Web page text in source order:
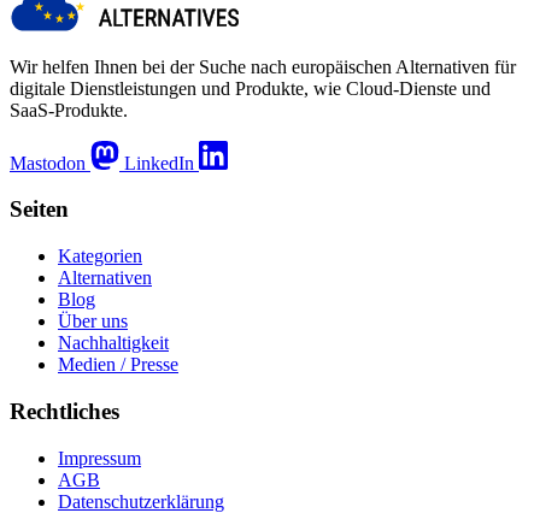
Wir helfen Ihnen bei der Suche nach europäischen Alternativen für
digitale Dienstleistungen und Produkte, wie Cloud-Dienste und
SaaS-Produkte.
Mastodon LinkedIn
Seiten
Kategorien
Alternativen
Blog
Über uns
Nachhaltigkeit
Medien / Presse
Rechtliches
Impressum
AGB
Datenschutzerklärung